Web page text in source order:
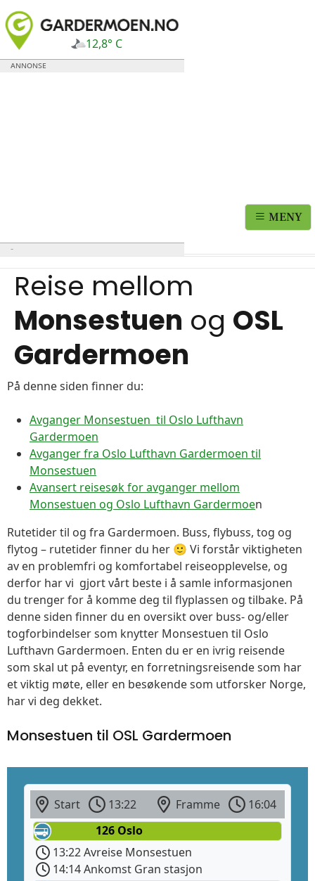
12,8° C
MENY
Reise mellom
Monsestuen og OSL
Gardermoen
På denne siden finner du:
Avganger Monsestuen til Oslo Lufthavn
Gardermoen
Avganger fra Oslo Lufthavn Gardermoen til
Monsestuen
Avansert reisesøk for avganger mellom
Monsestuen og Oslo Lufthavn Gardermoen
Rutetider til og fra Gardermoen. Buss, flybuss, tog og
flytog – rutetider finner du her 🙂 Vi forstår viktigheten
av en problemfri og komfortabel reiseopplevelse, og
derfor har vi gjort vårt beste i å samle informasjonen
du trenger for å komme deg til flyplassen og tilbake. På
denne siden finner du en oversikt over buss- og/eller
togforbindelser som knytter Monsestuen til Oslo
Lufthavn Gardermoen. Enten du er en ivrig reisende
som skal ut på eventyr, en forretningsreisende som har
et viktig møte, eller en besøkende som utforsker Norge,
har vi deg dekket.
Monsestuen til OSL Gardermoen
Start 13:22 Framme
16:04
126 Oslo
13:22 Avreise Monsestuen
14:14 Ankomst Gran stasjon